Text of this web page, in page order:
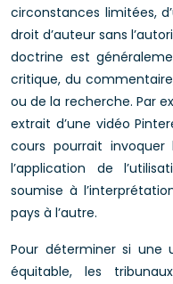
circonstances limitées,
droit d’auteur sans
doctrine est
critique, du
ou de la recherche. Par
extrait d’une vidéo
cours pourrait invoquer
l’application de
soumise à
pays à l’autre.
Pour déterminer si une
équitable, les